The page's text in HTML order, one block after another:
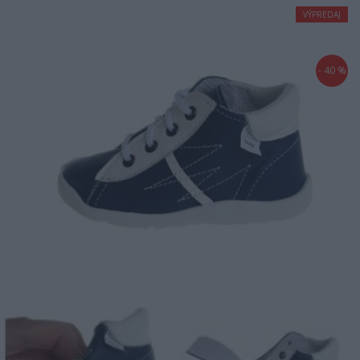
- 40 %
VÝPREDAJ